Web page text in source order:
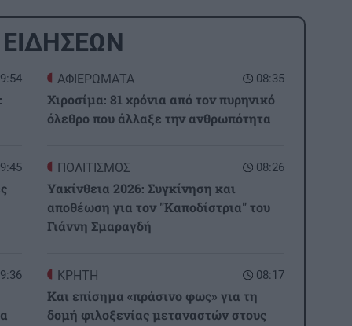
08:35
ΑΦΙΕΡΩΜΑΤΑ
Χιροσίμα: 81 χρόνια από τον πυρηνικό
όλεθρο που άλλαξε την ανθρωπότητα
08:26
ΠΟΛΙΤΙΣΜΟΣ
Υακίνθεια 2026: Συγκίνηση και
αποθέωση για τον "Καποδίστρια" του
Γιάννη Σμαραγδή
08:17
ΚΡΗΤΗ
Και επίσημα «πράσινο φως» για τη
δομή φιλοξενίας μεταναστών στους